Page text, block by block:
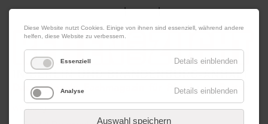
07. August 2026 Impressum|Kontakt|Datenschutz
Werbung
Diese Website nutzt Cookies. Einige von ihnen sind essenziell, während andere
helfen, diese Website zu verbessern.
Essenziell Details einblenden
Analyse Details einblenden
Auswahl speichern